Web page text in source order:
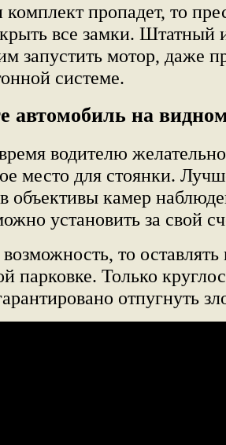
пропадет, то
все замки. Штатный
запустить мотор, даже
системе.
автомобиль на
водителю
место для стоянки.
объективы камер
установить за свой
то
парковке. Только
отпугнуть